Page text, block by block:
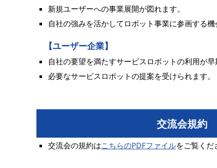
新規ユーザーへの事業展開が図れます。
自社の強みを活かしてロボット事業に参画する機
【ユーザー企業】
自社の要望を満たすサービスロボットの利用が早
必要なサービスロボットの提案を受けられます。
交流会規約
交流会の規約はこちらのPDFファイルをご覧くだ